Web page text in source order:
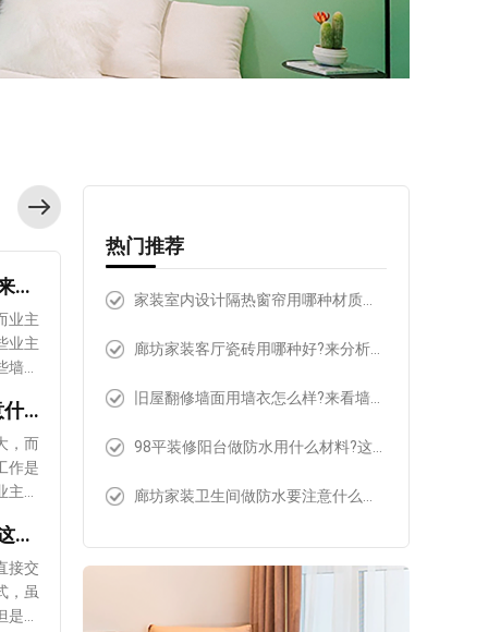
旧屋翻修墙面用墙衣怎么样?来看墙衣的优劣势!
业主
业主
面
接下
能够
势
业
可
，
为一
。
廊坊家装卫生间做防水要注意什么问题?这4点要做到位!
，而
作是
只
说
4个
1、
修
装修公司全包合同包括哪些?这四点不可少!
接交
，虽
也
热门推荐